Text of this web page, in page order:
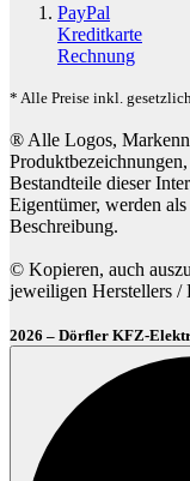
PayPal
Kreditkarte
Rechnung
* Alle Preise inkl.
® Alle Logos,
Bestandteile dieser
Eigentümer, werden
Beschreibung.
© Kopieren, auch
jeweiligen Herstellers /
2026 – Dörfler KFZ-